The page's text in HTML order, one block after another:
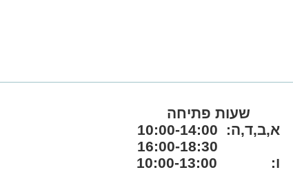
שעות פתיחה
א,ב,ד,ה: 10:00-14:00
ו: 10:00-13:00